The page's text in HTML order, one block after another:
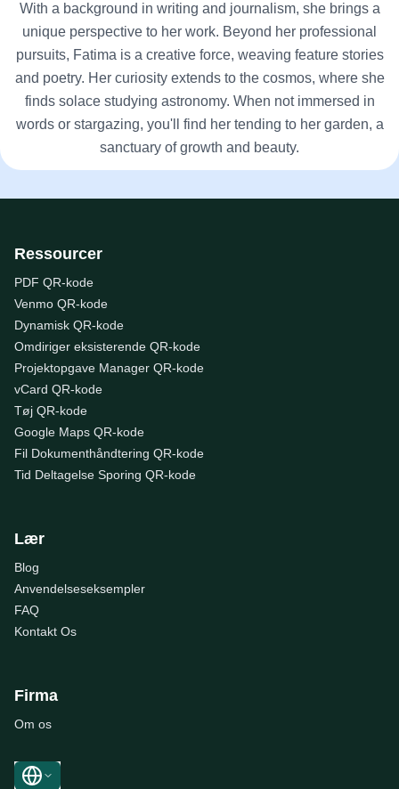
With a background in writing and journalism, she brings a
unique perspective to her work. Beyond her professional
pursuits, Fatima is a creative force, weaving feature stories
and poetry. Her curiosity extends to the cosmos, where she
finds solace studying astronomy. When not immersed in
words or stargazing, you'll find her tending to her garden, a
sanctuary of growth and beauty.
Ressourcer
PDF QR-kode
Venmo QR-kode
Dynamisk QR-kode
Omdiriger eksisterende QR-kode
Projektopgave Manager QR-kode
vCard QR-kode
Tøj QR-kode
Google Maps QR-kode
Fil Dokumenthåndtering QR-kode
Tid Deltagelse Sporing QR-kode
Lær
Blog
Anvendelseseksempler
FAQ
Kontakt Os
Firma
Om os